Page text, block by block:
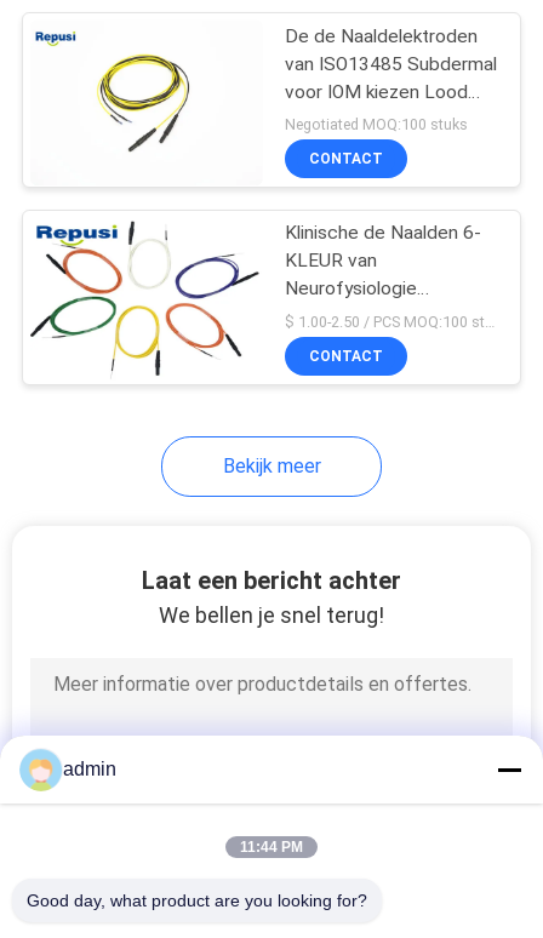
De de Naaldelektroden
van ISO13485 Subdermal
voor IOM kiezen Lood
1.5M Lead Wire uit
Negotiated MOQ:100 stuks
CONTACT
Klinische de Naalden 6-
KLEUR van
Neurofysiologie
Beschikbare Subdermal
ENIGE Elektrode
$ 1.00-2.50 / PCS MOQ:100 stuks
CONTACT
Bekijk meer
Laat een bericht achter
We bellen je snel terug!
admin
11:44 PM
Good day, what product are you looking for?